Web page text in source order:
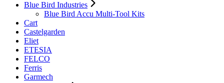
Blue Bird Industries
Blue Bird Accu Multi-Tool Kits
Cart
Castelgarden
Eliet
ETESIA
FELCO
Ferris
Garmech